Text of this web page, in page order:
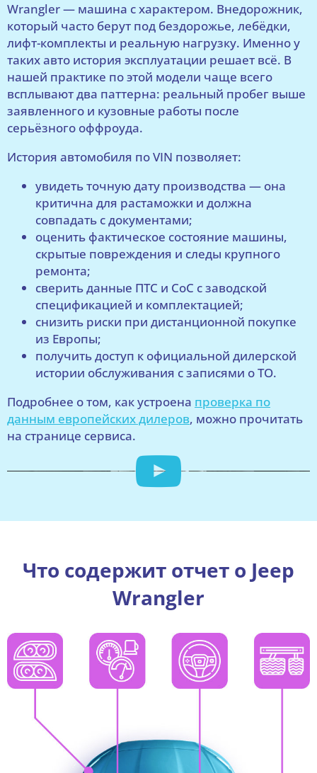
Wrangler — машина с характером. Внедорожник,
который часто берут под бездорожье, лебёдки,
лифт-комплекты и реальную нагрузку. Именно у
таких авто история эксплуатации решает всё. В
нашей практике по этой модели чаще всего
всплывают два паттерна: реальный пробег выше
заявленного и кузовные работы после
серьёзного оффроуда.
История автомобиля по VIN позволяет:
увидеть точную дату производства — она
критична для растаможки и должна
совпадать с документами;
оценить фактическое состояние машины,
скрытые повреждения и следы крупного
ремонта;
сверить данные ПТС и CoC с заводской
спецификацией и комплектацией;
снизить риски при дистанционной покупке
из Европы;
получить доступ к официальной дилерской
истории обслуживания с записями о ТО.
Подробнее о том, как устроена проверка по
данным европейских дилеров, можно прочитать
на странице сервиса.
Что содержит отчет о Jeep
Wrangler